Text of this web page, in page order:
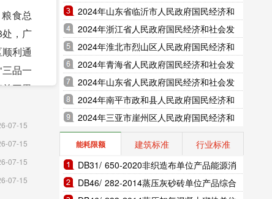
食总
，广
利通
品一
三里
重大
流项
级成
102
07-15
07-15
07-15
07-15
统计公报（2025年更新）
2024年山东省临沂市人民政府国民经济和
社会发展统计公报（2025年更新）
2024年浙江省人民政府国民经济和社会发
展统计公报（2025年更新）
2024年淮北市烈山区人民政府国民经济和
社会发展统计公报（2025年更新）
2024年青海省人民政府国民经济和社会发
展统计公报（2025年更新）
2024年山东省人民政府国民经济和社会发
展统计公报（2025年更新）
2024年南平市政和县人民政府国民经济和
社会发展统计公报（2025年更新）
2024年三亚市崖州区人民政府国民经济和
社会发展统计公报（2025年更新）
能耗限额 建筑标准
行业标准
DB31/ 650-2020非织造布单位产品能源消
耗限额（上海市地方标准）
DB46/ 282-2014蒸压灰砂砖单位产品综合